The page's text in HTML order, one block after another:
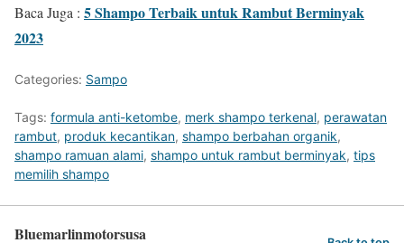
Baca Juga : 5 Shampo Terbaik untuk Rambut Berminyak
2023
Categories: Sampo
Tags: formula anti-ketombe, merk shampo terkenal, perawatan
rambut, produk kecantikan, shampo berbahan organik,
shampo ramuan alami, shampo untuk rambut berminyak, tips
memilih shampo
Bluemarlinmotorsusa